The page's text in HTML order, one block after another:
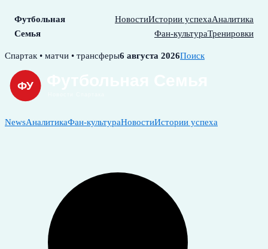
Футбольная
Семья
НовостиИстории успехаАналитика
Фан-культураТренировки
Skip
content
Спартак • матчи • трансферы6 августа 2026Поиск
NewsАналитикаФан-культураНовостиИстории успеха